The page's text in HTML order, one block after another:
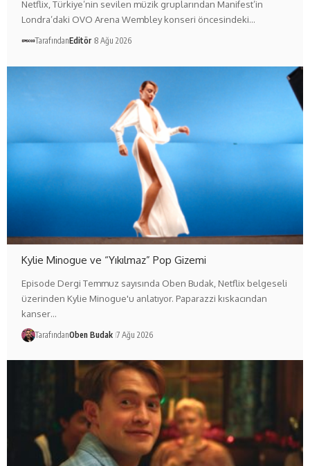
Netflix, Türkiye’nin sevilen müzik gruplarından Manifest’in
Londra’daki OVO Arena Wembley konseri öncesindeki…
TarafındanEditör 8 Ağu 2026
Kylie Minogue ve “Yıkılmaz” Pop Gizemi
Episode Dergi Temmuz sayısında Oben Budak, Netflix belgeseli
üzerinden Kylie Minogue'u anlatıyor. Paparazzi kıskacından
kanser…
TarafındanOben Budak 7 Ağu 2026